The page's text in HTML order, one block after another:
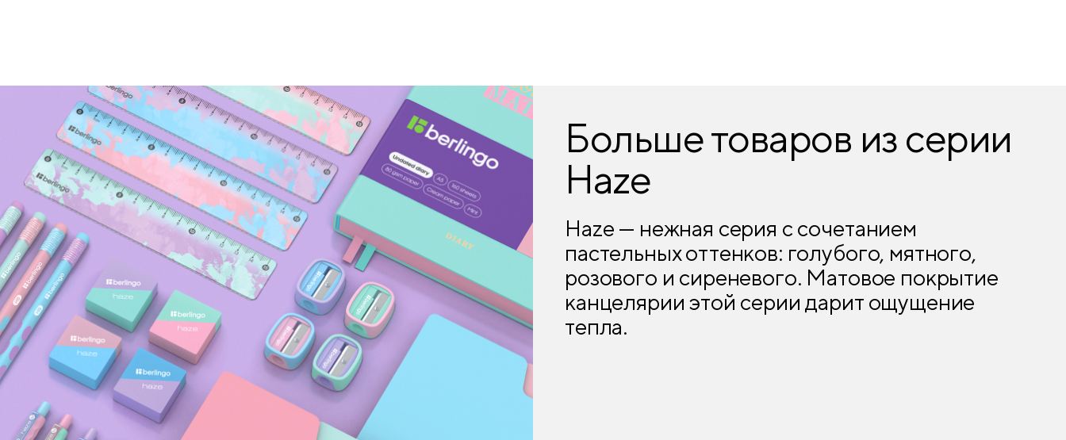
Больше товаров из серии
Haze
Haze — нежная серия с сочетанием
пастельных оттенков: голубого, мятного,
розового и сиреневого. Матовое покрытие
канцелярии этой серии дарит ощущение
тепла.